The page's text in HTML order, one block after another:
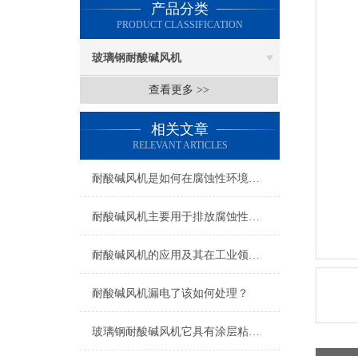
产品分类
PRODUCT CLASSIFICATION
玻璃钢耐酸碱风机
查看更多 >>
相关文章
RELEVANT ARTICLES
耐酸碱风机是如何在腐蚀性环境中发挥作用的呢？
耐酸碱风机主要用于排放腐蚀性气体和粉尘
耐酸碱风机的应用及其在工业领域的重要性
耐酸碱风机漏电了该如何处理？
玻璃钢耐酸碱风机它具有涂层粘附性好、施工方便的优点